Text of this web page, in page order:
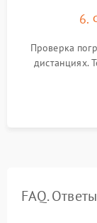
6.
Проверка
дистанциях.
термограмм в
FAQ.